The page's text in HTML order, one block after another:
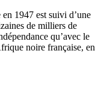
1947 est suivi d’une
de milliers de
qu’avec le
noire française, en